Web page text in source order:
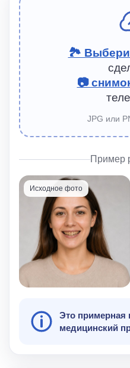
🏞
📷
JPG или
Пример
Исходное фото
Это примерная
медицинский